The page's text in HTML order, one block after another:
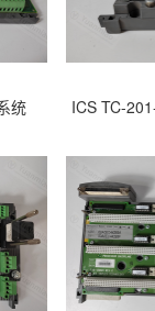
统 ICS TC-